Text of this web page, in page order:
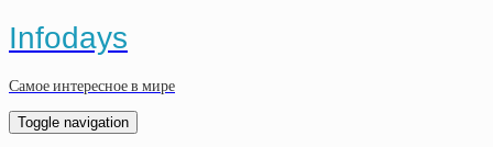
Infodays
Самое интересное в мире
Toggle navigation